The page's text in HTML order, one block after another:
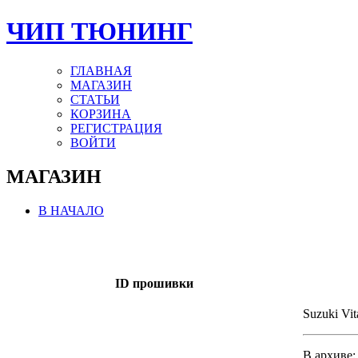
ЧИП ТЮНИНГ
ГЛАВНАЯ
МАГАЗИН
СТАТЬИ
КОРЗИНА
РЕГИСТРАЦИЯ
ВОЙТИ
МАГАЗИН
В НАЧАЛО
ID прошивки
Suzuki
В архиве: